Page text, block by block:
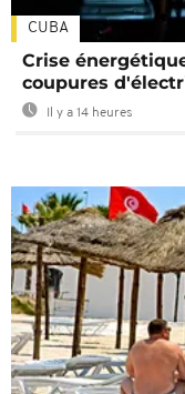
CUBA
Crise
coupures
Il y a 14 heures